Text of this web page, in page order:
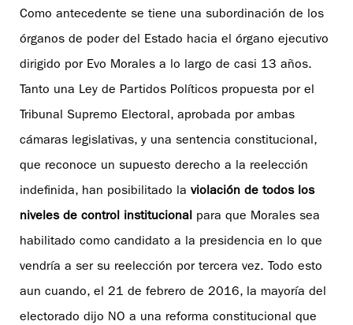
Como antecedente se tiene una subordinación de los
órganos de poder del Estado hacia el órgano ejecutivo
dirigido por Evo Morales a lo largo de casi 13 años.
Tanto una Ley de Partidos Políticos propuesta por el
Tribunal Supremo Electoral, aprobada por ambas
cámaras legislativas, y una sentencia constitucional,
que reconoce un supuesto derecho a la reelección
indefinida, han posibilitado la violación de todos los
niveles de control institucional para que Morales sea
habilitado como candidato a la presidencia en lo que
vendría a ser su reelección por tercera vez. Todo esto
aun cuando, el 21 de febrero de 2016, la mayoría del
electorado dijo NO a una reforma constitucional que